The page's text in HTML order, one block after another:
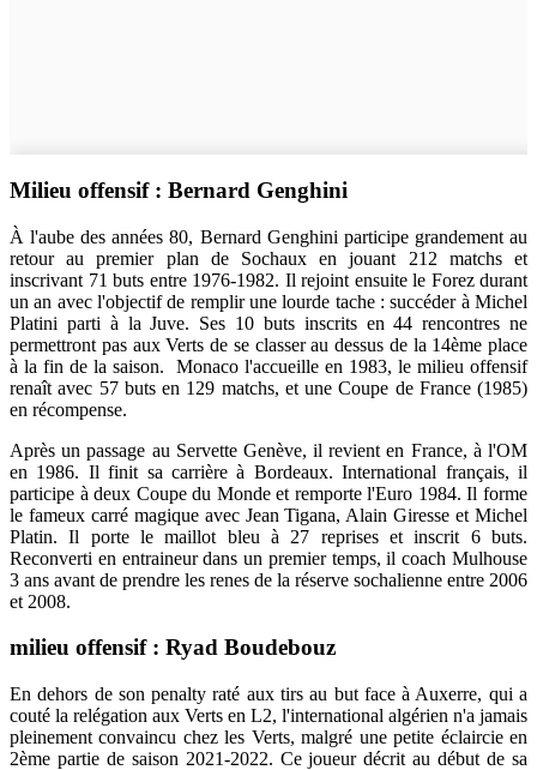
Milieu offensif : Bernard Genghini
À l'aube des années 80, Bernard Genghini participe grandement au
retour au premier plan de Sochaux en jouant 212 matchs et
inscrivant 71 buts entre 1976-1982. Il rejoint ensuite le Forez durant
un an avec l'objectif de remplir une lourde tache : succéder à Michel
Platini parti à la Juve. Ses 10 buts inscrits en 44 rencontres ne
permettront pas aux Verts de se classer au dessus de la 14ème place
à la fin de la saison. Monaco l'accueille en 1983, le milieu offensif
renaît avec 57 buts en 129 matchs, et une Coupe de France (1985)
en récompense.
Après un passage au Servette Genève, il revient en France, à l'OM
en 1986. Il finit sa carrière à Bordeaux. International français, il
participe à deux Coupe du Monde et remporte l'Euro 1984. Il forme
le fameux carré magique avec Jean Tigana, Alain Giresse et Michel
Platin. Il porte le maillot bleu à 27 reprises et inscrit 6 buts.
Reconverti en entraineur dans un premier temps, il coach Mulhouse
3 ans avant de prendre les renes de la réserve sochalienne entre 2006
et 2008.
milieu offensif : Ryad Boudebouz
En dehors de son penalty raté aux tirs au but face à Auxerre, qui a
couté la relégation aux Verts en L2, l'international algérien n'a jamais
pleinement convaincu chez les Verts, malgré une petite éclaircie en
2ème partie de saison 2021-2022. Ce joueur décrit au début de sa